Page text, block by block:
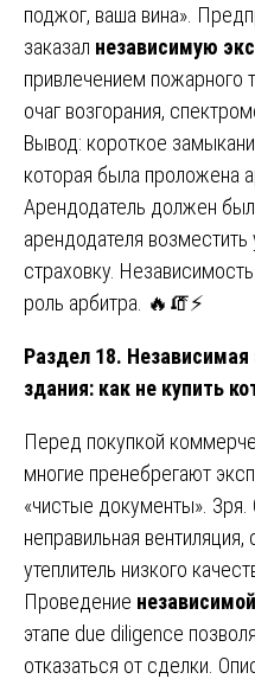
поджог, ваша вина».
заказал независимую
привлечением пожарного
очаг возгорания,
Вывод: короткое
которая была проложена
Арендодатель должен
арендодателя
страховку.
роль арбитра. 🔥🧯⚡
Раздел 18. Независимая
здания: как не купить
Перед покупкой
многие пренебрегают
«чистые документы».
неправильная
утеплитель низкого
Проведение
этапе due diligence
отказаться от сделки.